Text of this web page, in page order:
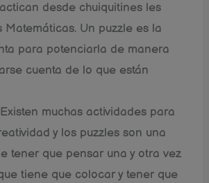
desde chuiquitines les
Un puzzle es la
para potenciarla de manera
cuenta de lo que están
Existen muchas actividades para
y los puzzles son una
tener que pensar una y otra vez
tiene que colocar y tener que